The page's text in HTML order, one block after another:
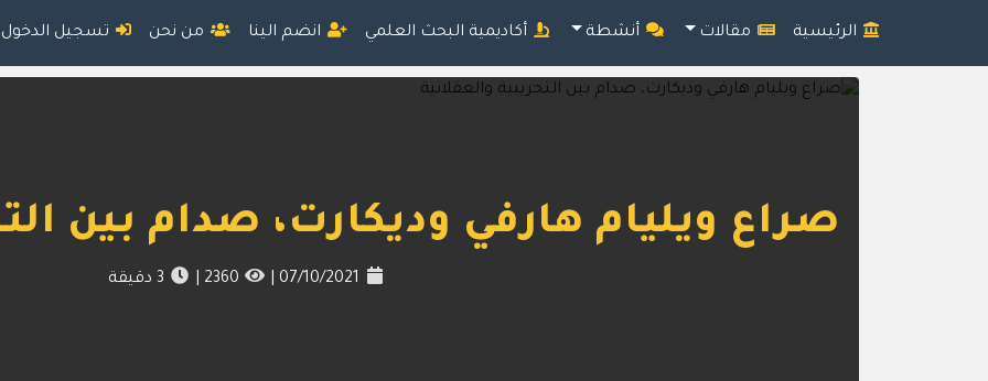
الرئيسية مقالات أنشطة أكاديمية البحث العلمي انضم الينا من نحن تسجيل الدخول
صراع ويليام هارفي وديكارت، صدام بين
07/10/2021
3 دقيقة